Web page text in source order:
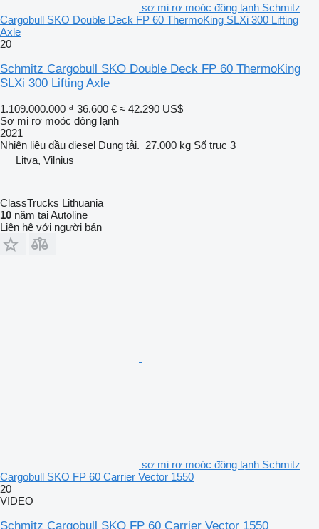
sơ mi rơ moóc đông lạnh Schmitz
Cargobull SKO Double Deck FP 60 ThermoKing SLXi 300 Lifting
Axle
20
Schmitz Cargobull SKO Double Deck FP 60 ThermoKing
SLXi 300 Lifting Axle
1.109.000.000 ₫ 36.600 € ≈ 42.290 US$
Sơ mi rơ moóc đông lạnh
2021
Nhiên liệu dầu diesel Dung tải. 27.000 kg Số trục 3
Litva, Vilnius
ClassTrucks Lithuania
10 năm tại Autoline
Liên hệ với người bán
sơ mi rơ moóc đông lạnh Schmitz
Cargobull SKO FP 60 Carrier Vector 1550
20
VIDEO
Schmitz Cargobull SKO FP 60 Carrier Vector 1550